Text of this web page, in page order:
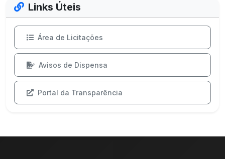
Links Úteis
Área de Licitações
Avisos de Dispensa
Portal da Transparência